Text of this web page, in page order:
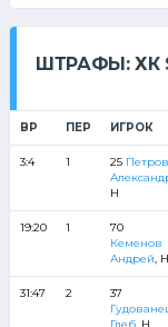
ШТРАФЫ: ХК
ВР ПЕР ИГРОК
3:4 1 25 Петров
Н
19:20 1
70
Кеменов
Андрей, Н
31:47 2
37